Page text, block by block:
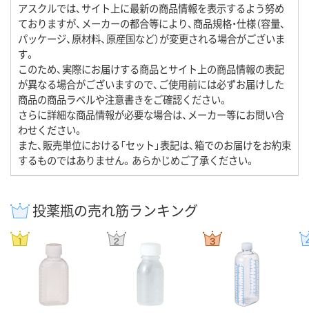
アスクルでは、サイト上に最新の商品情報を表示するよう努め
ておりますが、メーカーの都合等により、商品規格・仕様（容量、
パッケージ、原材料、原産国など）が変更される場合がございま
す。
このため、実際にお届けする商品とサイト上の商品情報の表記
が異なる場合がございますので、ご使用前には必ずお届けした
商品の商品ラベルや注意書きをご確認ください。
さらに詳細な商品情報が必要な場合は、メーカー等にお問い合
わせください。
また、販売単位における「セット」表記は、箱でのお届けをお約束
するものではありません。あらかじめご了承ください。
投薬瓶の売れ筋ランキング